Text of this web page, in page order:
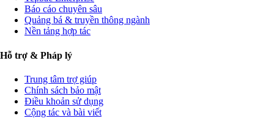
Báo cáo chuyên sâu
Quảng bá & truyền thông ngành
Nền tảng hợp tác
Hỗ trợ & Pháp lý
Trung tâm trợ giúp
Chính sách bảo mật
Điều khoản sử dụng
Cộng tác và bài viết